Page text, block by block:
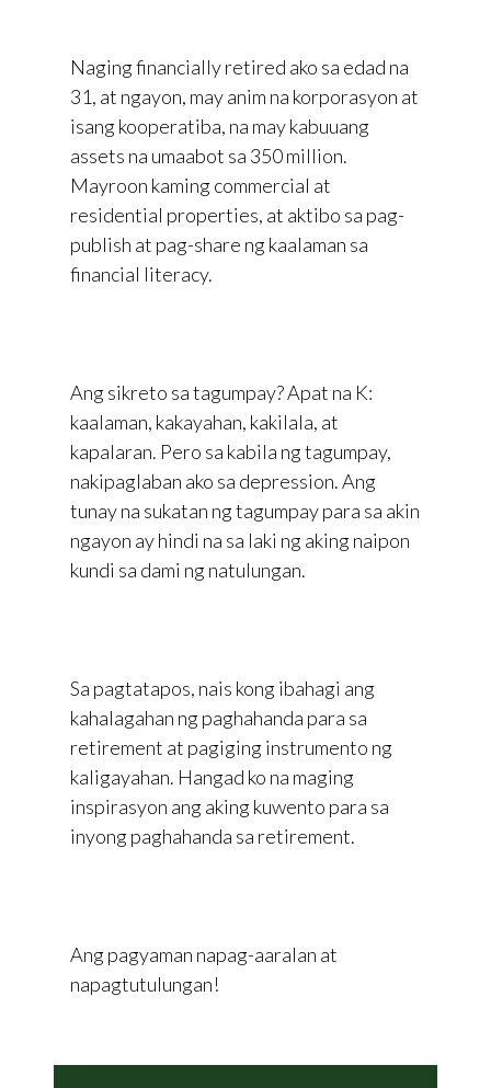
Naging financially retired ako sa edad na
31, at ngayon, may anim na korporasyon at
isang kooperatiba, na may kabuuang
assets na umaabot sa 350 million.
Mayroon kaming commercial at
residential properties, at aktibo sa pag-
publish at pag-share ng kaalaman sa
financial literacy.
Ang sikreto sa tagumpay? Apat na K:
kaalaman, kakayahan, kakilala, at
kapalaran. Pero sa kabila ng tagumpay,
nakipaglaban ako sa depression. Ang
tunay na sukatan ng tagumpay para sa akin
ngayon ay hindi na sa laki ng aking naipon
kundi sa dami ng natulungan.
Sa pagtatapos, nais kong ibahagi ang
kahalagahan ng paghahanda para sa
retirement at pagiging instrumento ng
kaligayahan. Hangad ko na maging
inspirasyon ang aking kuwento para sa
inyong paghahanda sa retirement.
Ang pagyaman napag-aaralan at
napagtutulungan!